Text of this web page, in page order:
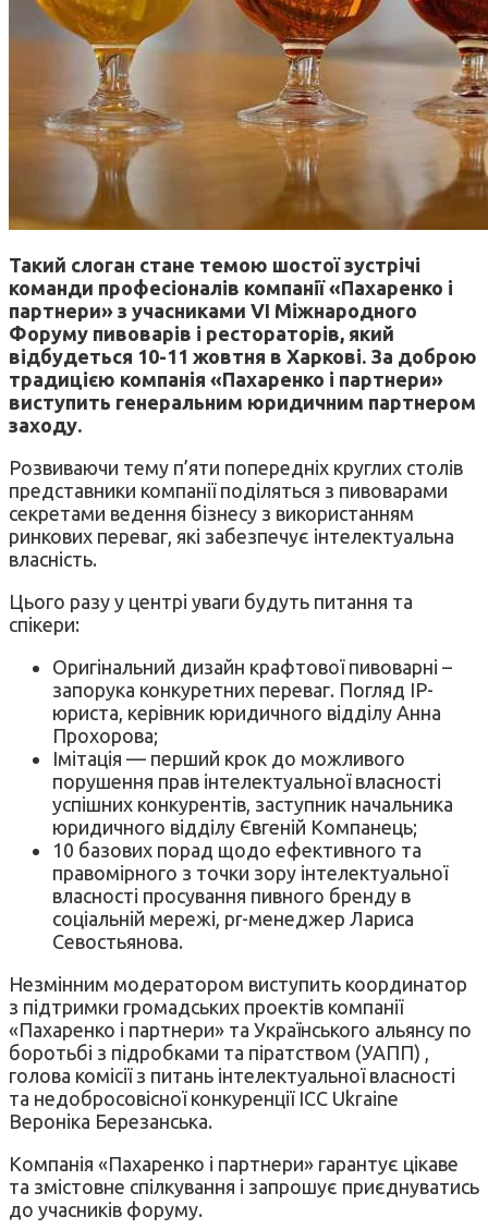
Такий слоган стане темою шостої зустрічі
команди професіоналів компанії «Пахаренко і
партнери» з учасниками VI Міжнародного
Форуму пивоварів і рестораторів, який
відбудеться 10-11 жовтня в Харкові. За доброю
традицією компанія «Пахаренко і партнери»
виступить генеральним юридичним партнером
заходу.
Розвиваючи тему п’яти попередніх круглих столів
представники компанії поділяться з пивоварами
секретами ведення бізнесу з використанням
ринкових переваг, які забезпечує інтелектуальна
власність.
Цього разу у центрі уваги будуть питання та
спікери:
Оригінальний дизайн крафтової пивоварні –
запорука конкуретних переваг. Погляд IP-
юриста, керівник юридичного відділу Анна
Прохорова;
Імітація — перший крок до можливого
порушення прав інтелектуальної власності
успішних конкурентів, заступник начальника
юридичного відділу Євгеній Компанець;
10 базових порад щодо ефективного та
правомірного з точки зору інтелектуальної
власності просування пивного бренду в
соціальній мережі, pr-менеджер Лариса
Севостьянова.
Незмінним модератором виступить координатор
з підтримки громадських проектів компанії
«Пахаренко і партнери» та Українського альянсу по
боротьбі з підробками та піратством (УАПП) ,
голова комісії з питань інтелектуальної власності
та недобросовісної конкуренції ICC Ukraine
Вероніка Березанська.
Компанія «Пахаренко і партнери» гарантує цікаве
та змістовне спілкування і запрошує приєднуватись
до учасників форуму.